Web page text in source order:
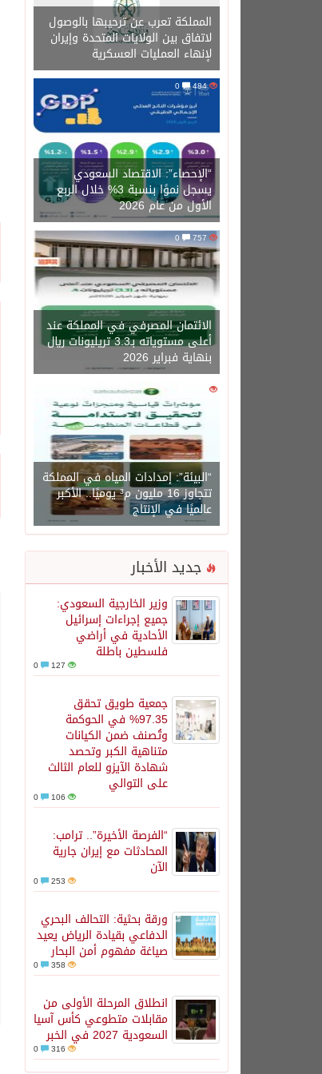
المملكة تعرب عن ترحيبها بالوصول
لاتفاق بين الولايات المتحدة وإيران
لإنهاء العمليات العسكرية
484
“الإحصاء”: الاقتصاد السعودي
يسجل نموًا بنسبة 3% خلال الربع
الأول من عام 2026
757
0
الائتمان المصرفي في المملكة عند
أعلى مستوياته بـ3.3 تريليونات ريال
بنهاية فبراير 2026
1429
“البيئة”: إمدادات المياه في المملكة
تتجاوز 16 مليون م³ يوميًا.. الأكبر
عالميًا في الإنتاج
جديد الأخبار
وزير الخارجية السعودي:
جميع إجراءات إسرائيل
الأحادية في أراضي
فلسطين باطلة
127
جمعية طويق تحقق
97.35% في الحوكمة
وتُصنف ضمن الكيانات
متناهية الكبر وتحصد
شهادة الآيزو للعام الثالث
على التوالي
106
“الفرصة الأخيرة”.. ترامب:
المحادثات مع إيران جارية
الآن
253
ورقة بحثية: التحالف البحري
الدفاعي بقيادة الرياض يعيد
صياغة مفهوم أمن البحار
358
انطلاق المرحلة الأولى من
مقابلات متطوعي كأس آسيا
السعودية 2027 في الخبر
316